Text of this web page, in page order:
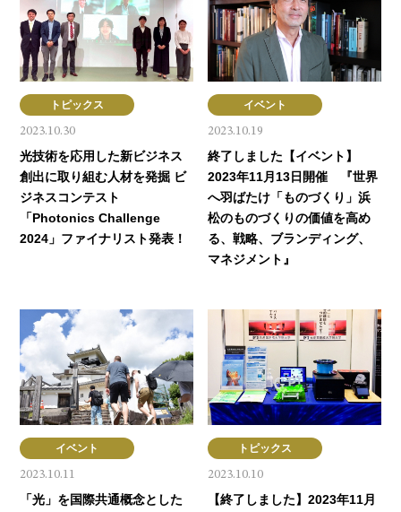
トピックス
2023.10.30
光技術を応用した新ビジネス
創出に取り組む人材を発掘 ビ
ジネスコンテスト
「Photonics Challenge
2024」ファイナリスト発表！
イベント
2023.10.19
終了しました【イベント】
2023年11月13日開催 『世界
へ羽ばたけ「ものづくり」浜
松のものづくりの価値を高め
る、戦略、ブランディング、
マネジメント』
イベント
2023.10.11
「光」を国際共通概念とした
トピックス
2023.10.10
【終了しました】2023年11月